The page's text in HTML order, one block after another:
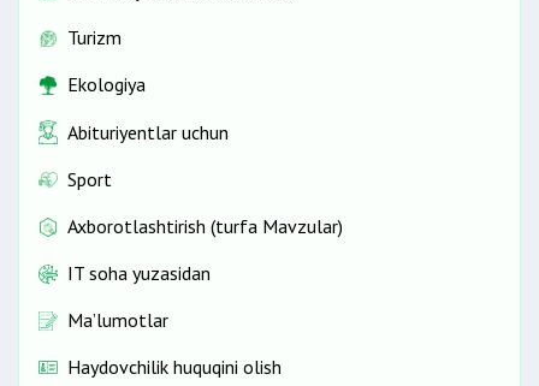
Turizm
Ekologiya
Abituriyentlar uchun
Sport
Axborotlashtirish (turfa Mavzular)
IT soha yuzasidan
Ma’lumotlar
Haydovchilik huquqini olish